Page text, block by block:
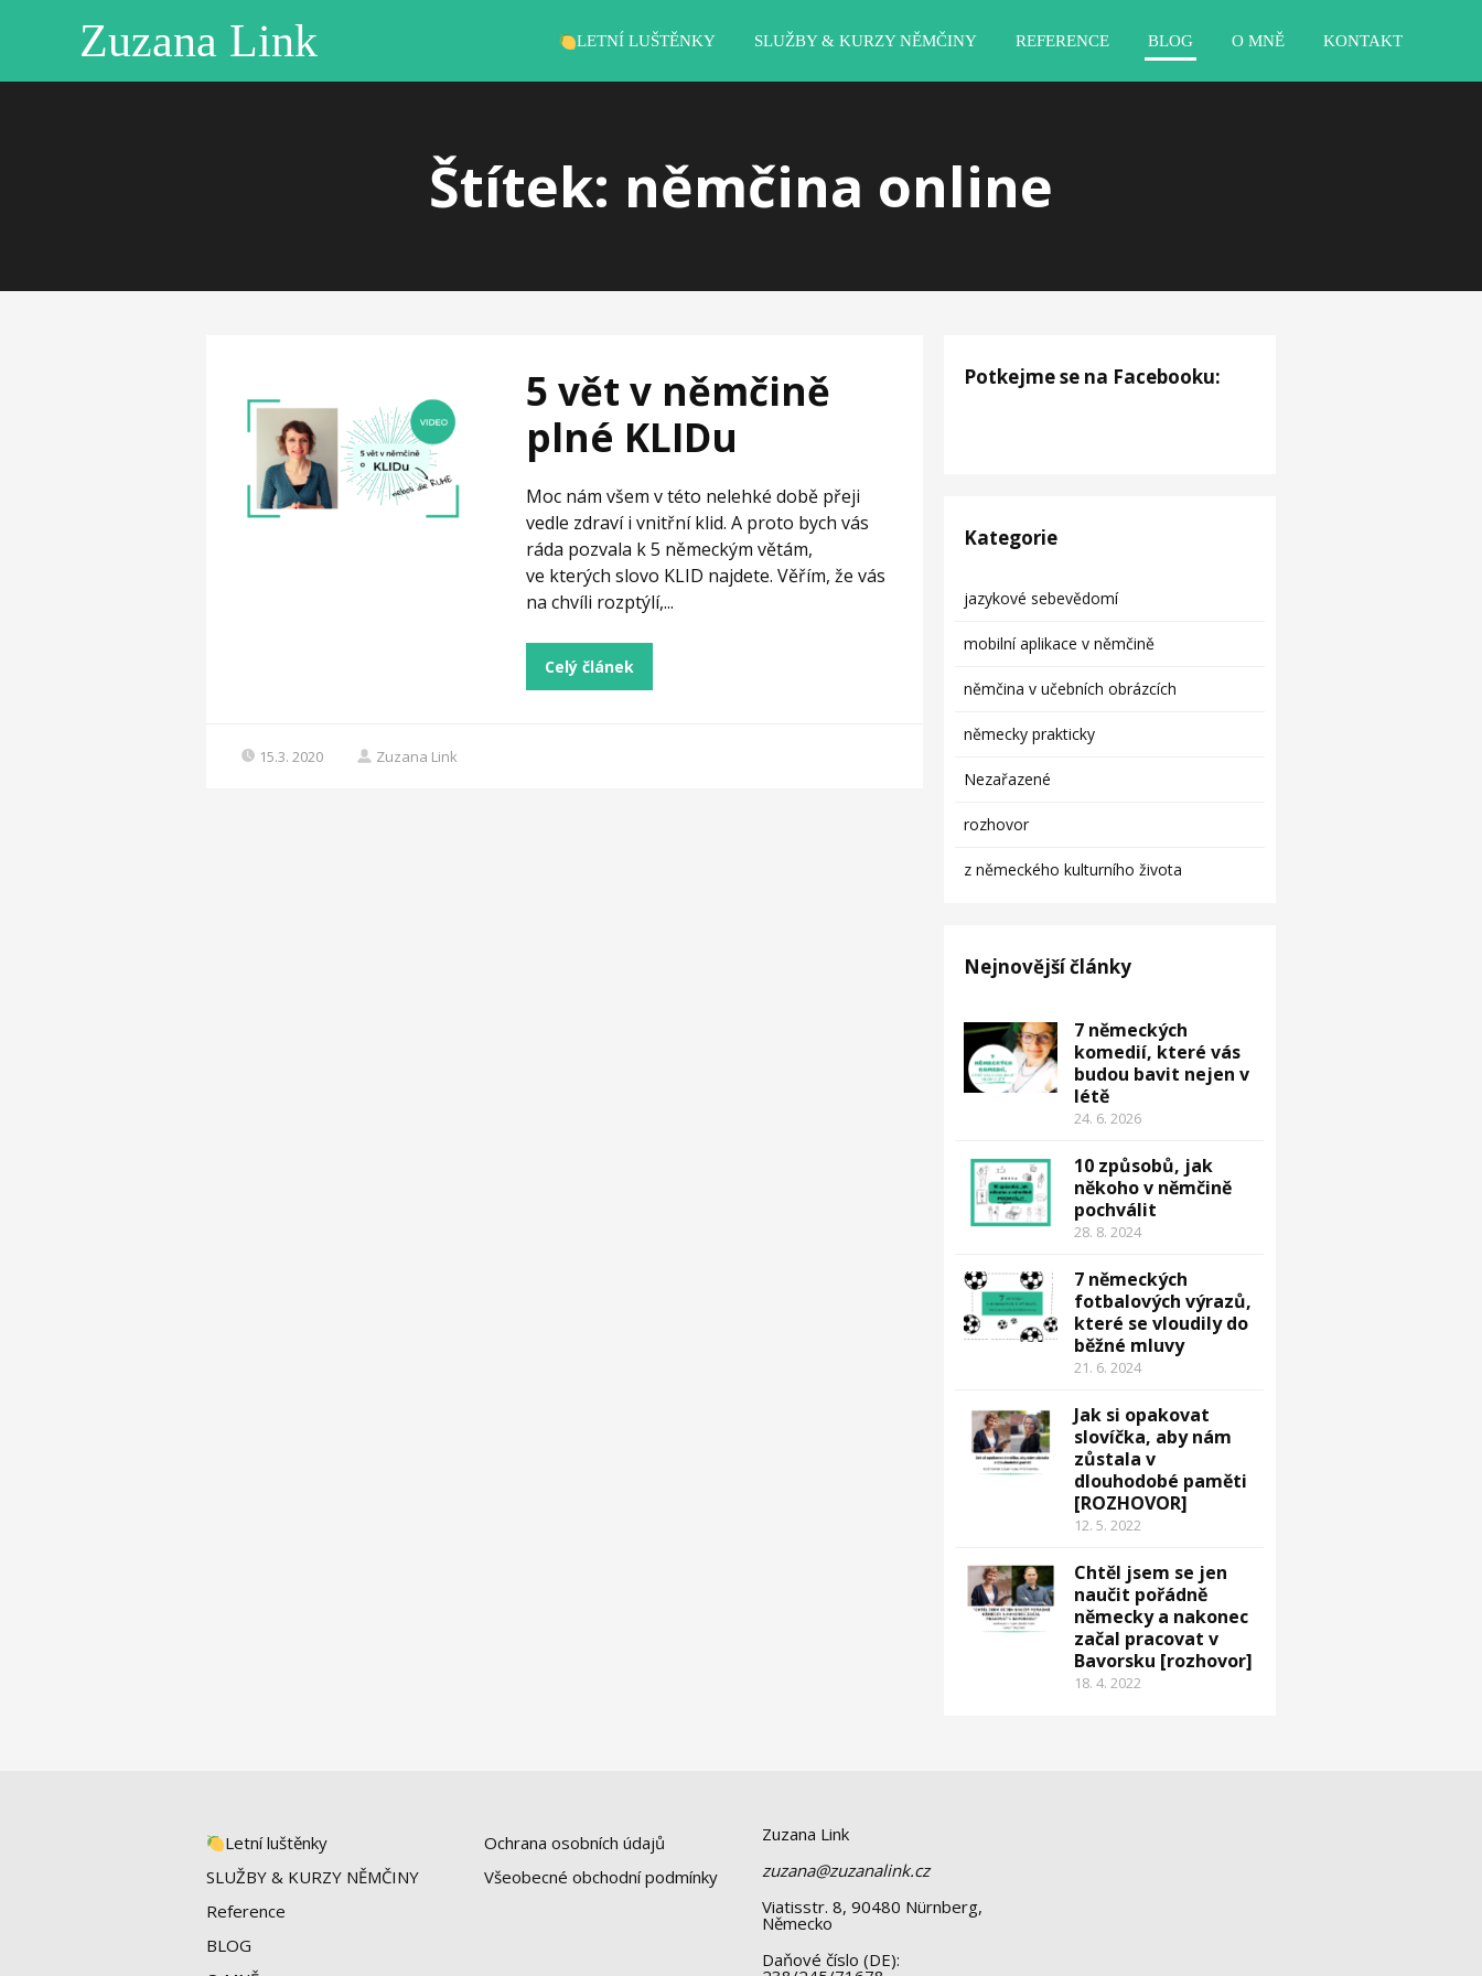
Zuzana Link LETNÍ LUŠTĚNKY SLUŽBY & KURZY NĚMČINY REFERENCE BLOG O MNĚ KONTAKT
Štítek: němčina online
5 vět v němčině
plné KLIDu
Moc nám všem v této nelehké době přeji
vedle zdraví i vnitřní klid. A proto bych vás
ráda pozvala k 5 německým větám,
ve kterých slovo KLID najdete. Věřím, že vás
na chvíli rozptýlí,...
Celý článek
15.3. 2020 Zuzana Link
Potkejme se na Facebooku:
Kategorie
jazykové sebevědomí
mobilní aplikace v němčině
němčina v učebních obrázcích
německy prakticky
Nezařazené
rozhovor
z německého kulturního života
Nejnovější články
7 německých
komedií, které vás
budou bavit nejen v
létě
24. 6. 2026
10 způsobů, jak
někoho v němčině
pochválit
28. 8. 2024
7 německých
fotbalových výrazů,
které se vloudily do
běžné mluvy
21. 6. 2024
Jak si opakovat
slovíčka, aby nám
zůstala v
dlouhodobé paměti
[ROZHOVOR]
12. 5. 2022
Chtěl jsem se jen
naučit pořádně
německy a nakonec
začal pracovat v
Bavorsku [rozhovor]
18. 4. 2022
Letní luštěnky
SLUŽBY & KURZY NĚMČINY
Reference
BLOG
Ochrana osobních údajů
Všeobecné obchodní podmínky
Zuzana Link
zuzana@zuzanalink.cz
Viatisstr. 8, 90480 Nürnberg,
Německo
Daňové číslo (DE):